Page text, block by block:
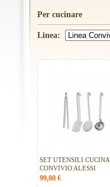
Per cucinare
Linea:
SET UTENSILI CUCINA
CONVIVIO ALESSI
99,00 €